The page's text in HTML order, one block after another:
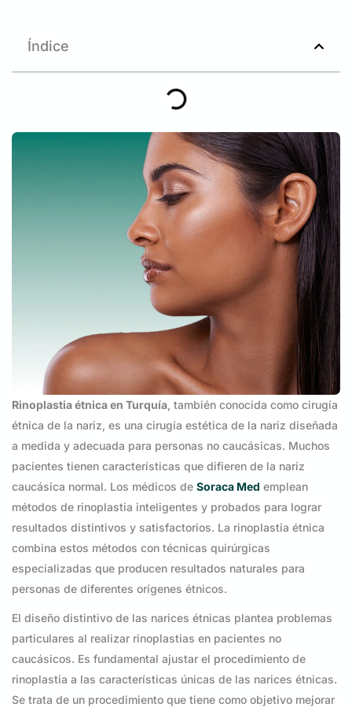
Índice
Rinoplastia étnica en Turquía, también conocida como cirugía
étnica de la nariz, es una cirugía estética de la nariz diseñada
a medida y adecuada para personas no caucásicas. Muchos
pacientes tienen características que difieren de la nariz
caucásica normal. Los médicos de Soraca Med emplean
métodos de rinoplastia inteligentes y probados para lograr
resultados distintivos y satisfactorios. La rinoplastia étnica
combina estos métodos con técnicas quirúrgicas
especializadas que producen resultados naturales para
personas de diferentes orígenes étnicos.
El diseño distintivo de las narices étnicas plantea problemas
particulares al realizar rinoplastias en pacientes no
caucásicos. Es fundamental ajustar el procedimiento de
rinoplastia a las características únicas de las narices étnicas.
Se trata de un procedimiento que tiene como objetivo mejorar